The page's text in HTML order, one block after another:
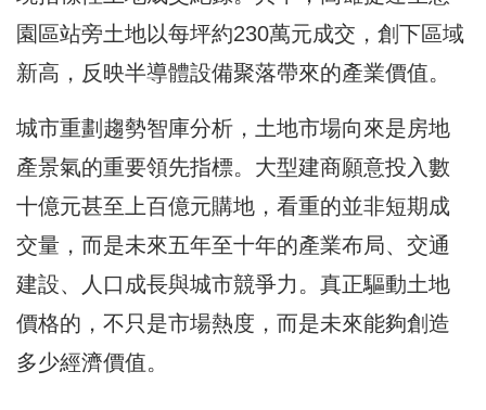
園區站旁土地以每坪約230萬元成交，創下區域
新高，反映半導體設備聚落帶來的產業價值。
城市重劃趨勢智庫分析，土地市場向來是房地
產景氣的重要領先指標。大型建商願意投入數
十億元甚至上百億元購地，看重的並非短期成
交量，而是未來五年至十年的產業布局、交通
建設、人口成長與城市競爭力。真正驅動土地
價格的，不只是市場熱度，而是未來能夠創造
多少經濟價值。